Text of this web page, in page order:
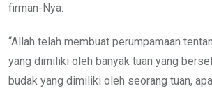
firman-Nya:
“Allah telah membuat perumpamaan
yang dimiliki oleh banyak tuan yang
budak yang dimiliki oleh seorang tuan,